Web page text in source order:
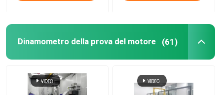
Dinamometro della prova del motore (61)